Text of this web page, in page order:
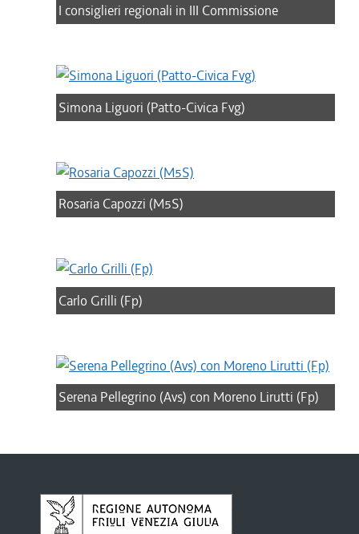
I consiglieri regionali in III Commissione
Simona Liguori (Patto-Civica Fvg)
Rosaria Capozzi (M5S)
Carlo Grilli (Fp)
Serena Pellegrino (Avs) con Moreno Lirutti (Fp)